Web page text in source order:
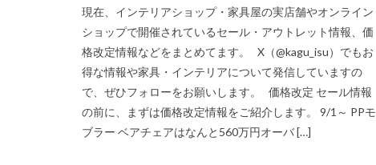
現在、インテリアショップ・家具屋の実店舗やオンライン
ショップで開催されているセール・アウトレット情報、価
格改定情報などをまとめてます。 X（@kagu_isu）でもお
得な情報や家具・インテリアについて発信していますの
で、ぜひフォローをお願いします。 価格改定 セール情報
の前に、まずは価格改定情報をご紹介します。 9/1～ PPモ
ブラー ベアチェアはなんと560万円オーバ […]